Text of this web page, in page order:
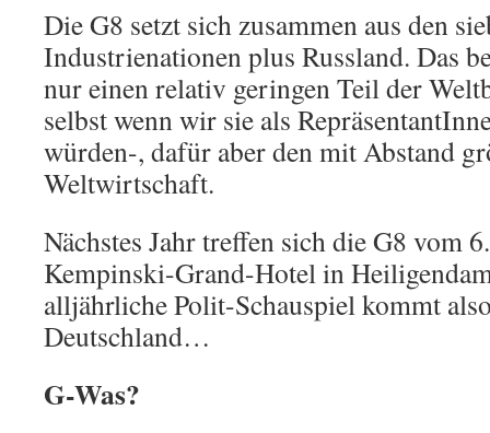
Die G8 setzt sich zusammen aus den
Industrienationen plus Russland. Das
nur einen relativ geringen Teil der
selbst wenn wir sie als
würden-, dafür aber den mit Abstand
Weltwirtschaft.
Nächstes Jahr treffen sich die G8 vom
Kempinski-Grand-Hotel in
alljährliche Polit-Schauspiel kommt
Deutschland…
G-Was?